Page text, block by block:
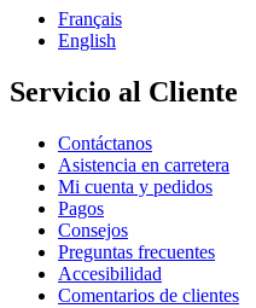
Français
English
Servicio al Cliente
Contáctanos
Asistencia en carretera
Mi cuenta y pedidos
Pagos
Consejos
Preguntas frecuentes
Accesibilidad
Comentarios de clientes